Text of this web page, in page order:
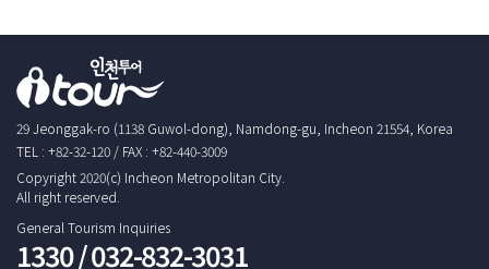
29 Jeonggak-ro (1138 Guwol-dong), Namdong-gu, Incheon 21554, Korea
TEL : +82-32-120 / FAX : +82-440-3009
Copyright 2020(c) Incheon Metropolitan City.
All right reserved.
General Tourism Inquiries
1330 / 032-832-3031